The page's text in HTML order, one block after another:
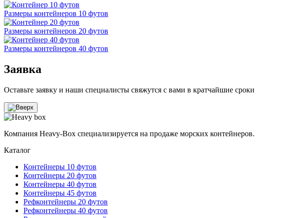
Размеры контейнеров 10 футов
Размеры контейнеров 20 футов
Размеры контейнеров 40 футов
Заявка
Оставьте заявку и наши специалисты свяжутся с вами в кратчайшие сроки
Компания Heavy-Box специализируется на продаже морских контейнеров.
Каталог
Контейнеры 10 футов
Контейнеры 20 футов
Контейнеры 40 футов
Контейнеры 45 футов
Рефконтейнеры 20 футов
Рефконтейнеры 40 футов